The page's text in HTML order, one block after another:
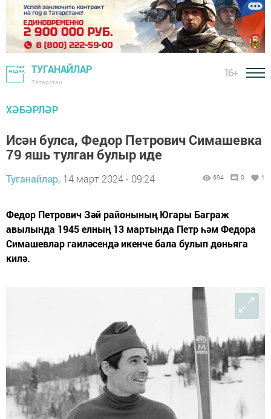
ТУГАНАЙЛАР
Татарстан
16+
ХӘБӘРЛӘР
Исән булса, Федор Петрович Симашевка
79 яшь тулган булыр иде
Туганайлар, 14 март 2024 - 09:24 694 0 1
Федор Петрович Зәй районының Югары Баграж
авылында 1945 елның 13 мартында Петр һәм Федора
Симашевлар гаиләсендә икенче бала булып дөньяга
килә.